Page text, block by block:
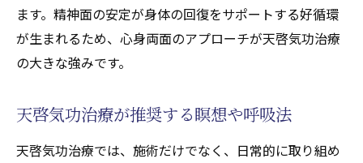
ます。精神面の安定が身体の回復をサポートする好循環
が生まれるため、心身両面のアプローチが天啓気功治療
の大きな強みです。
天啓気功治療が推奨する瞑想や呼吸法
天啓気功治療では、施術だけでなく、日常的に取り組め